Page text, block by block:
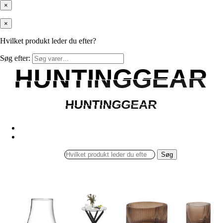
×
×
Hvilket produkt leder du efter?
Søg efter:
HUNTINGGEAR
HUNTINGGEAR
HUNTINGGEAR
HUNTINGGEAR
Søg